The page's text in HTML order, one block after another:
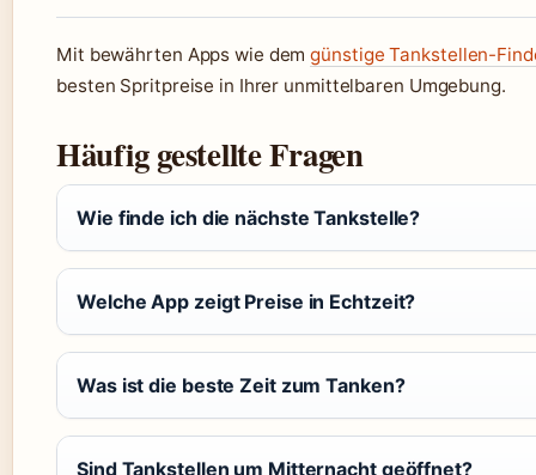
Mit bewährten Apps wie demgünstige Tankstellen-
besten Spritpreise in Ihrer unmittelbaren Umgebung.
Häufig gestellte Fragen
Wie finde ich die nächste Tankstelle?
Welche App zeigt Preise in Echtzeit?
Was ist die beste Zeit zum Tanken?
Sind Tankstellen um Mitternacht geöffnet?